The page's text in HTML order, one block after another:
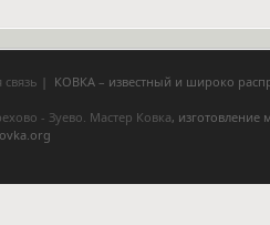
| КОВКА – известный и широко
- Зуево. Мастер Ковка, изготовление